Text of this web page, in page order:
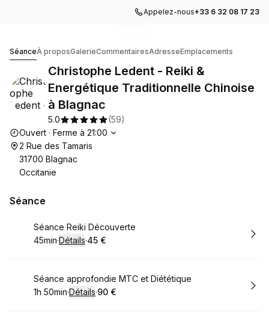
Appelez-nous+33 6 32 08 17 23
SéanceÀ proposGalerieCommentairesAdresseEmplacements
Christophe Ledent - Reiki &
Energétique Traditionnelle Chinoise
à Blagnac
5.0 (59)
Heures d'ouverture
Ouvert · Ferme à 21:00
2 Rue des Tamaris
31700 Blagnac
Occitanie
Séance
Réserver
Séance Reiki Découverte
.Durée de l'appel
45min·Détails·
.Prix
45 €
Réserver
Séance approfondie MTC et Diététique
.Durée de l'appel:
1h 50min·Détails·
.Prix
90 €